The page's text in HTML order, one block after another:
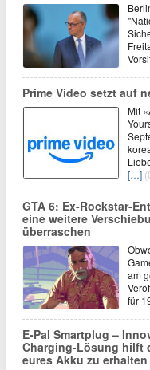
Prime Video setzt auf
Mit
[…]
GTA 6: Ex-Rockstar-
eine weitere
überraschen
am
für
E-Pal Smartplug –
Charging-Lösung hilft
eures Akku zu erhalten